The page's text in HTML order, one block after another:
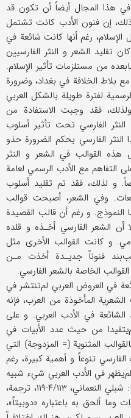
في هذا المجال أيضاً أن تكون قد
إن فنون الأدب كانت تشتمل
الإسلام، رغم أنها كانت شائعة في
تقليد الشعر و النثر الفارسيين
العربيين في القرن ۳ه‍ ومابعده من مستلزمات تأثير الإسلام.
بلاط الخلافة في بغداد، وضرورة
لفترة طويلة بالشكل العربي
ولذلك، فقد وجبت الاستفادة من
النثر الفارسي تحت تأثير أسلوب
النثر الفارسي بحكم الضرورة حذو
هذه القوالب في الشعر و النثر
التفاهم مع الأدب الرسمي لعامة
و لذلك، فقد تم تقليد أسلوب
وفي الشعر، أصبحت قوالب
النموذج. و رغم أن قالب القصيدة
أن الشعر الفارسي أخـذه و قلده
و كانت القوالب الأخرى مثل
فنوناً جديـدة أخذت مـن
الخاصة بالشعر الفارسي.
في العروض العربي لم‌تنتشر في
المأخوذة من العرب، فإنه
في الأدب العربي. و على
من حيث عدد الأبيات في
المثنوية (= المزدوجة) التي
تنوعاً و أهمية كبيرة، رغم
فلم‌يظهر في الأدب العربي شيء شبيه
لها أبداً (فروزانفر، مباحثي...، ۳۳-۳۵؛ قا: شبلي النعماني، ۴/۱۱۳-۱۱۹، ترجمة،
وما ألحق به باعتباره «دوبيتاً»،